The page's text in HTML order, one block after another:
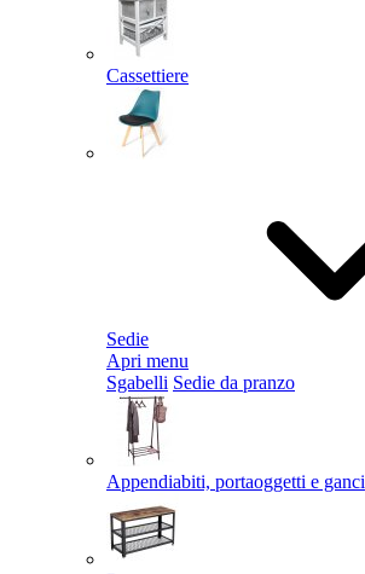
Cassettiere
Sedie
Apri menu
Sgabelli Sedie da pranzo
Appendiabiti, portaoggetti e ganci